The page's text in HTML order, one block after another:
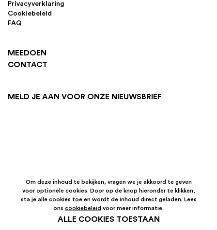
Privacyverklaring
Cookiebeleid
FAQ
MEEDOEN
CONTACT
MELD JE AAN VOOR ONZE NIEUWSBRIEF
Om deze inhoud te bekijken, vragen we je akkoord te geven
voor optionele cookies. Door op de knop hieronder te klikken,
sta je alle cookies toe en wordt de inhoud direct geladen. Lees
ons cookiebeleid voor meer informatie.
ALLE COOKIES TOESTAAN